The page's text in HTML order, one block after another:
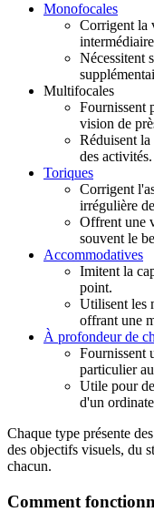
Monofocales
Corrigent la
Nécessitent
Multifocales
Fournissent
vision de
Réduisent
des activités.
Toriques
Corrigent
irrégulière
Offrent une
souvent le
Accommodatives
Imitent la
point.
Utilisent les
offrant une
À profondeur de
Fournissent
particulier
Utile pour
d'un
Chaque type présente
des objectifs visuels, du
chacun.
Comment